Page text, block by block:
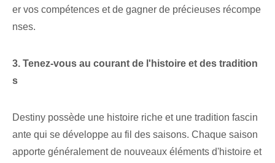
er vos compétences et de gagner de précieuses récompe
nses.
3. Tenez-vous au courant de l'histoire et des tradition
s
Destiny possède une histoire riche et une tradition fascin
ante qui se développe au fil des saisons. Chaque saison
apporte généralement de nouveaux éléments d'histoire et